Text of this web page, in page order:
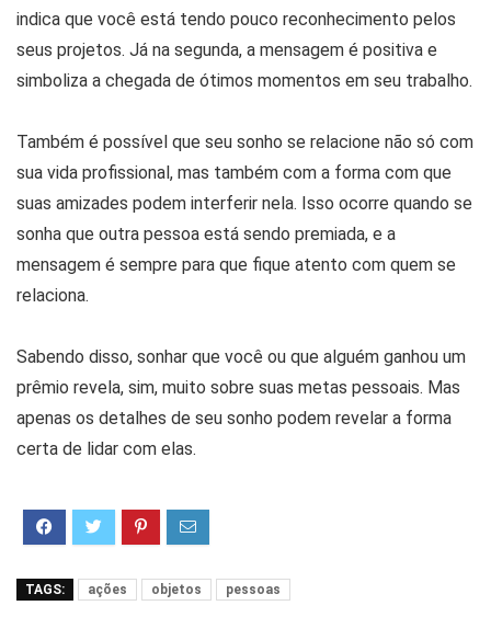
indica que você está tendo pouco reconhecimento pelos
seus projetos. Já na segunda, a mensagem é positiva e
simboliza a chegada de ótimos momentos em seu trabalho.
Também é possível que seu sonho se relacione não só com
sua vida profissional, mas também com a forma com que
suas amizades podem interferir nela. Isso ocorre quando se
sonha que outra pessoa está sendo premiada, e a
mensagem é sempre para que fique atento com quem se
relaciona.
Sabendo disso, sonhar que você ou que alguém ganhou um
prêmio revela, sim, muito sobre suas metas pessoais. Mas
apenas os detalhes de seu sonho podem revelar a forma
certa de lidar com elas.
TAGS: ações objetos pessoas